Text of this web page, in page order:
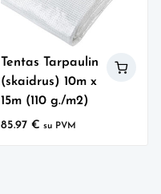
Tentas Tarpaulin
(skaidrus) 10m x
15m (110 g./m2)
85.97 € su PVM